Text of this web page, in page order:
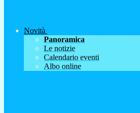
Novità
Panoramica
Le notizie
Calendario eventi
Albo online